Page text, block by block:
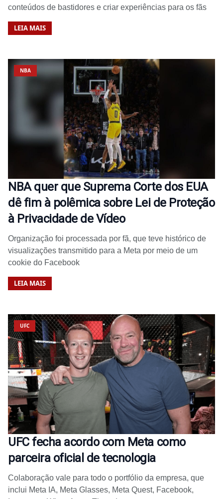
conteúdos de bastidores e criar experiências para os fãs
LEIA MAIS
NBA
NBA quer que Suprema Corte dos EUA
dê fim à polêmica sobre Lei de Proteção
à Privacidade de Vídeo
Organização foi processada por fã, que teve histórico de
visualizações transmitido para a Meta por meio de um
cookie do Facebook
LEIA MAIS
UFC
UFC fecha acordo com Meta como
parceira oficial de tecnologia
Colaboração vale para todo o portfólio da empresa, que
inclui Meta IA, Meta Glasses, Meta Quest, Facebook,